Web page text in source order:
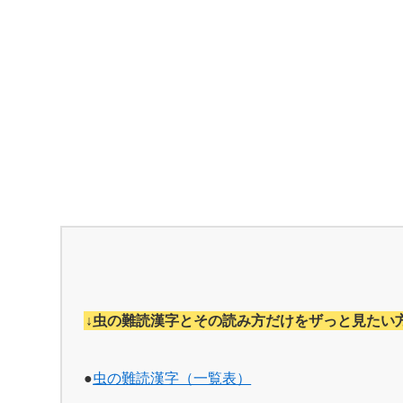
↓虫の難読漢字とその読み方だけをザっと見たい
●虫の難読漢字（一覧表）